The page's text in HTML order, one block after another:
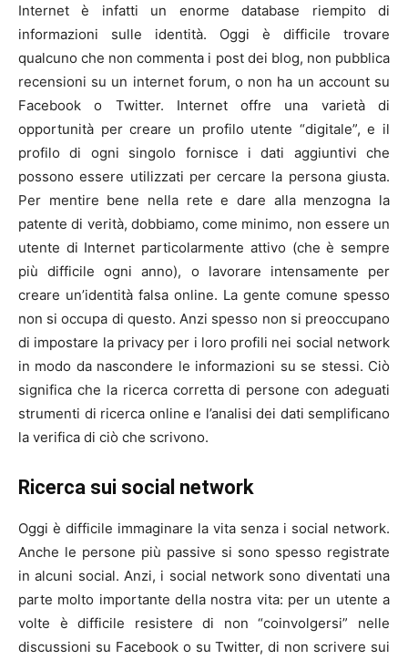
Internet è infatti un enorme database riempito di
informazioni sulle identità. Oggi è difficile trovare
qualcuno che non commenta i post dei blog, non pubblica
recensioni su un internet forum, o non ha un account su
Facebook o Twitter. Internet offre una varietà di
opportunità per creare un profilo utente “digitale”, e il
profilo di ogni singolo fornisce i dati aggiuntivi che
possono essere utilizzati per cercare la persona giusta.
Per mentire bene nella rete e dare alla menzogna la
patente di verità, dobbiamo, come minimo, non essere un
utente di Internet particolarmente attivo (che è sempre
più difficile ogni anno), o lavorare intensamente per
creare un’identità falsa online. La gente comune spesso
non si occupa di questo. Anzi spesso non si preoccupano
di impostare la privacy per i loro profili nei social network
in modo da nascondere le informazioni su se stessi. Ciò
significa che la ricerca corretta di persone con adeguati
strumenti di ricerca online e l’analisi dei dati semplificano
la verifica di ciò che scrivono.
Ricerca sui social network
Oggi è difficile immaginare la vita senza i social network.
Anche le persone più passive si sono spesso registrate
in alcuni social. Anzi, i social network sono diventati una
parte molto importante della nostra vita: per un utente a
volte è difficile resistere di non “coinvolgersi” nelle
discussioni su Facebook o su Twitter, di non scrivere sui